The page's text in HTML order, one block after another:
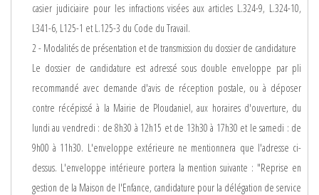
casier judiciaire pour les infractions visées aux articles L.324-9, L.324-10,
L341-6, L125-1 et L.125-3 du Code du Travail.
2 - Modalités de présentation et de transmission du dossier de candidature
Le dossier de candidature est adressé sous double enveloppe par pli
recommandé avec demande d'avis de réception postale, ou à déposer
contre récépissé à la Mairie de Ploudaniel, aux horaires d'ouverture, du
lundi au vendredi : de 8h30 à 12h15 et de 13h30 à 17h30 et le samedi : de
9h00 à 11h30. L'enveloppe extérieure ne mentionnera que l'adresse ci-
dessus. L'enveloppe intérieure portera la mention suivante : "Reprise en
gestion de la Maison de l'Enfance, candidature pour la délégation de service